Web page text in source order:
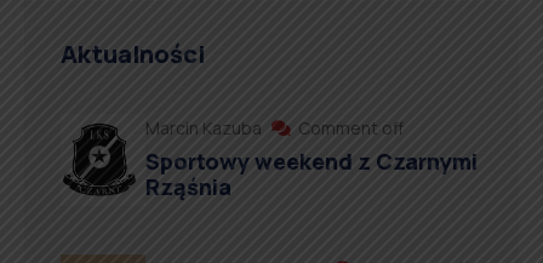
Aktualności
Marcin Kazuba Comment off
Sportowy weekend z Czarnymi
Rząśnia